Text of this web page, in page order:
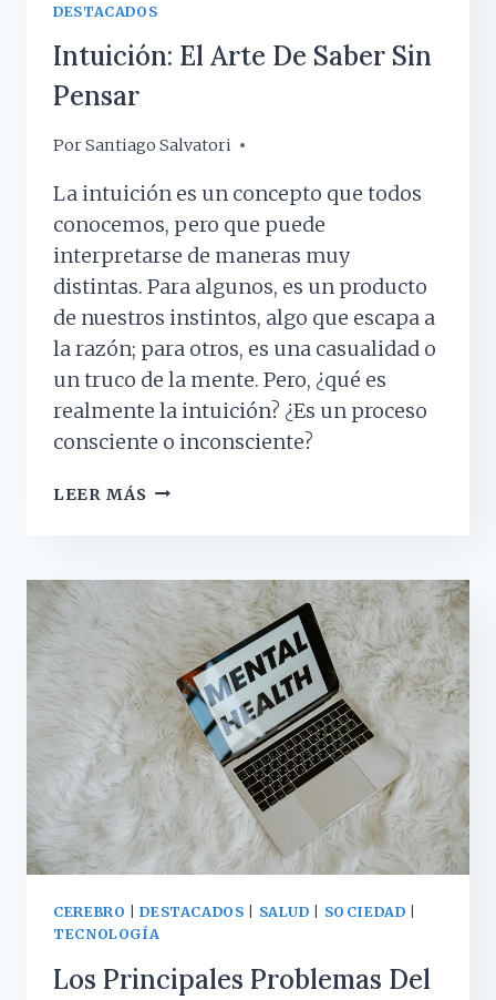
DESTACADOS
Intuición: El Arte De Saber Sin
Pensar
PorSantiago Salvatori
10 marzo, 2025
La intuición es un concepto que todos
conocemos, pero que puede
interpretarse de maneras muy
distintas. Para algunos, es un producto
de nuestros instintos, algo que escapa a
la razón; para otros, es una casualidad o
un truco de la mente. Pero, ¿qué es
realmente la intuición? ¿Es un proceso
consciente o inconsciente?
LEER MÁS INTUICIÓN:
SABER
SIN
PENSAR
CEREBRO |DESTACADOS SALUD SOCIEDAD
TECNOLOGÍA
Los Principales Problemas Del